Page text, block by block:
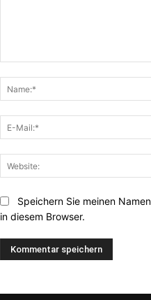
Speichern Sie meinen
in diesem Browser.